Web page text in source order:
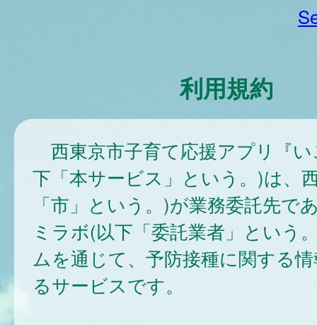
利用規約
西東京市子育て応援アプリ『
下「本サービス」という。)は、
「市」という。)が業務委託先で
ミラボ(以下「委託業者」という
ムを通じて、予防接種に関する
るサービスです。